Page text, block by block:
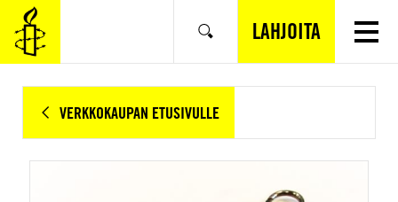
SIIRRY
VARSINAISEEN
SISÄLTÖÖN
Hae LAHJOITA
VERKKOKAUPAN ETUSIVULLE